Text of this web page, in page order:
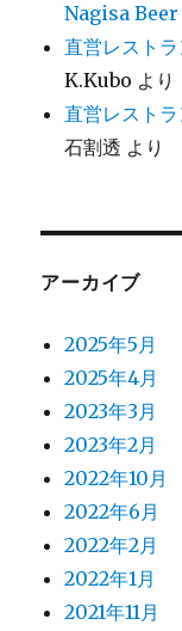
Nagisa Beer
直営レスト
K.Kubo より
直営レスト
石割透 より
アーカイブ
2025年5月
2025年4月
2023年3月
2023年2月
2022年10月
2022年6月
2022年2月
2022年1月
2021年11月